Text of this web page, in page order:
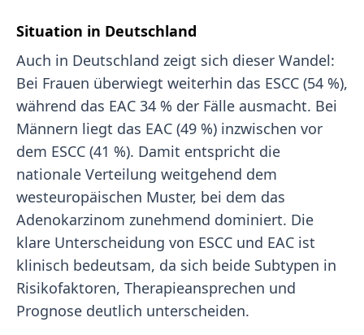
Situation in Deutschland
Auch in Deutschland zeigt sich dieser Wandel:
Bei Frauen überwiegt weiterhin das ESCC (54 %),
während das EAC 34 % der Fälle ausmacht. Bei
Männern liegt das EAC (49 %) inzwischen vor
dem ESCC (41 %). Damit entspricht die
nationale Verteilung weitgehend dem
westeuropäischen Muster, bei dem das
Adenokarzinom zunehmend dominiert. Die
klare Unterscheidung von ESCC und EAC ist
klinisch bedeutsam, da sich beide Subtypen in
Risikofaktoren, Therapieansprechen und
Prognose deutlich unterscheiden.